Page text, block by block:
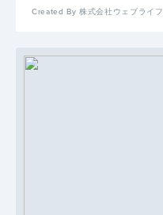
Created By 株式会社ウェブライフ